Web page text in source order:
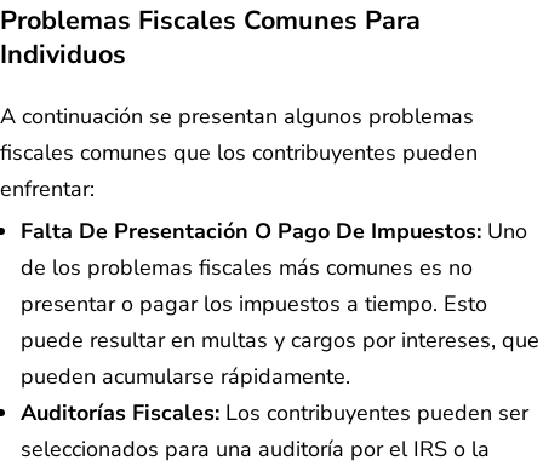
Problemas Fiscales Comunes Para
Individuos
A continuación se presentan algunos problemas
fiscales comunes que los contribuyentes pueden
enfrentar:
Falta De Presentación O Pago De Impuestos: Uno
de los problemas fiscales más comunes es no
presentar o pagar los impuestos a tiempo. Esto
puede resultar en multas y cargos por intereses, que
pueden acumularse rápidamente.
Auditorías Fiscales: Los contribuyentes pueden ser
seleccionados para una auditoría por el IRS o la